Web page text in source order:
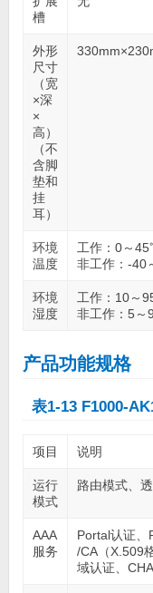
槽
外形
尺寸
（宽
×深
×
高）
（不
含脚
垫和
挂
耳）
环境
温度
工作：0～
非工作：-40
环境
湿度
工作：10～
非工作：5～
产品功能规格
表1-13 F1000-
项目 说明
运行
模式
路由模式、
AAA
服务
Portal认证、
/CA（X.509
域认证、